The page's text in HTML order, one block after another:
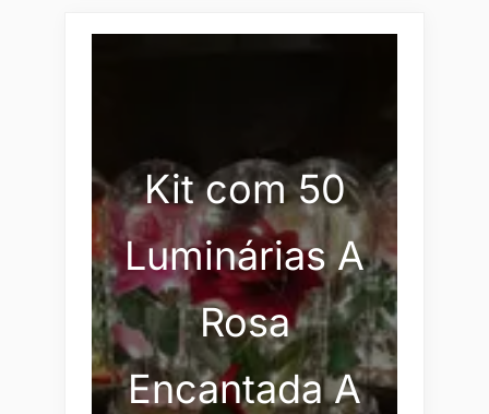
Kit com 50
Luminárias A
Rosa
Encantada A